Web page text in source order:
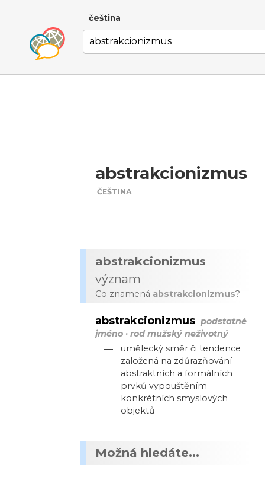
čeština
abstrakcionizmus
ČEŠTINA
abstrakcionizmus
význam
Co znamená abstrakcionizmus?
abstrakcionizmus podstatné
jméno · rod mužský neživotný
—
umělecký směr či tendence
založená na zdůrazňování
abstraktních a formálních
prvků vypouštěním
konkrétních smyslových
objektů
Možná hledáte...